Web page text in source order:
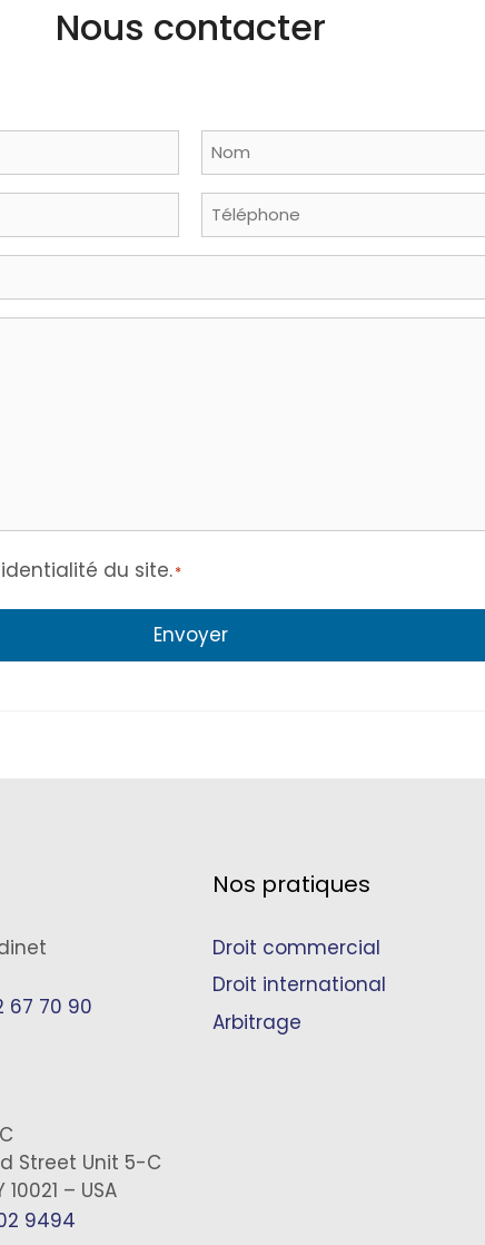
Nous contacter
Nom
Phone
du site.*
67 70 90
Street Unit 5-C
– USA
9494
Nos pratiques
Droit commercial
Droit international
Arbitrage